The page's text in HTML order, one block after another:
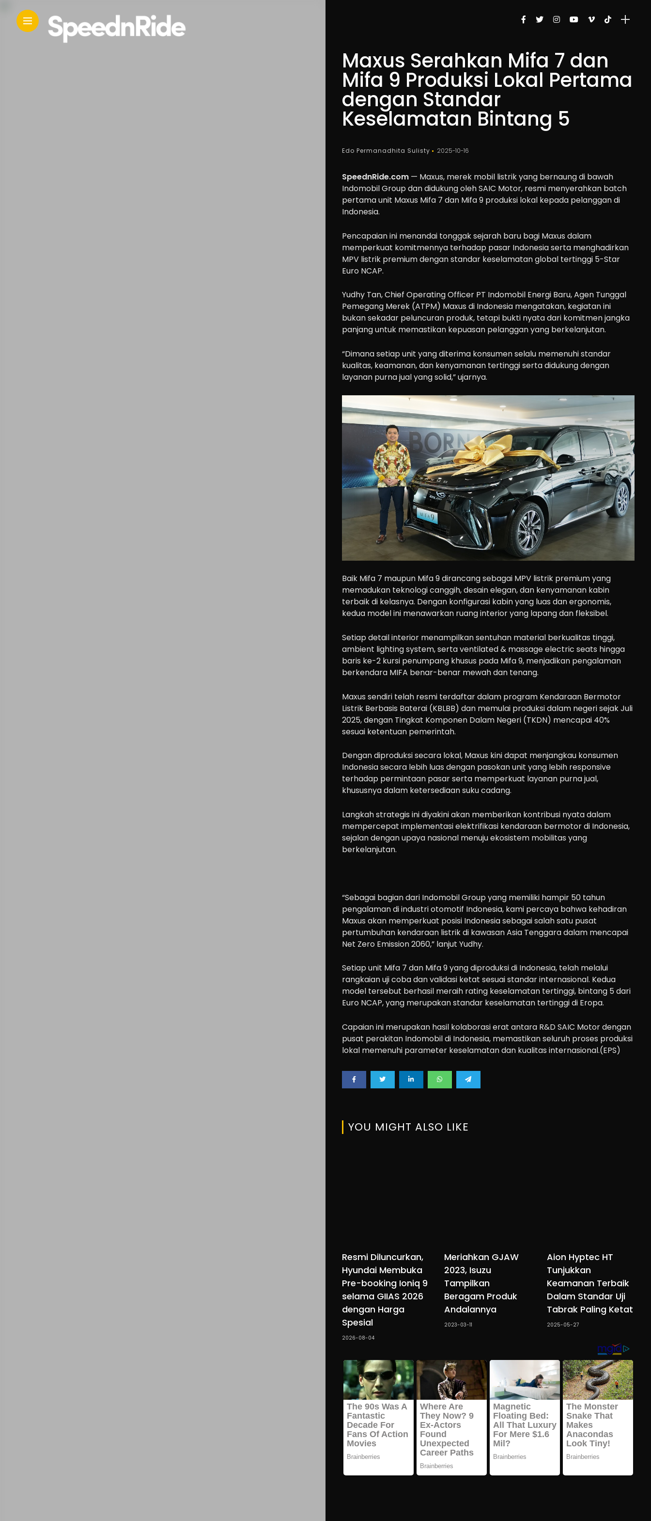
Motorcycle
Ride
n
Drive
Modification
Tips
Community
Accessories
Lifestyle
About
Search
Maxus Serahkan Mifa 7 dan
Mifa 9 Produksi Lokal Pertama
dengan Standar
Keselamatan Bintang 5
Edo Permanadhita Sulisty 2025-10-16
SpeednRide.com— Maxus, merek mobil listrik yang bernaung di bawah
Indomobil Group dan didukung oleh SAIC Motor, resmi menyerahkan batch
pertama unit Maxus Mifa 7 dan Mifa 9 produksi lokal kepada pelanggan di
Indonesia.
Pencapaian ini menandai tonggak sejarah baru bagi Maxus dalam
memperkuat komitmennya terhadap pasar Indonesia serta menghadirkan
MPV listrik premium dengan standar keselamatan global tertinggi 5-Star
Euro NCAP.
Yudhy Tan, Chief Operating Officer PT Indomobil Energi Baru, Agen Tunggal
Pemegang Merek (ATPM) Maxus di Indonesia mengatakan, kegiatan ini
bukan sekadar peluncuran produk, tetapi bukti nyata dari komitmen jangka
panjang untuk memastikan kepuasan pelanggan yang berkelanjutan.
“Dimana setiap unit yang diterima konsumen selalu memenuhi standar
kualitas, keamanan, dan kenyamanan tertinggi serta didukung dengan
layanan purna jual yang solid,” ujarnya.
Baik Mifa 7 maupun Mifa 9 dirancang sebagai MPV listrik premium yang
memadukan teknologi canggih, desain elegan, dan kenyamanan kabin
terbaik di kelasnya. Dengan konfigurasi kabin yang luas dan ergonomis,
kedua model ini menawarkan ruang interior yang lapang dan fleksibel.
Setiap detail interior menampilkan sentuhan material berkualitas tinggi,
ambient lighting system, serta ventilated & massage electric seats hingga
baris ke-2 kursi penumpang khusus pada Mifa 9, menjadikan pengalaman
berkendara MIFA benar-benar mewah dan tenang.
Maxus sendiri telah resmi terdaftar dalam program Kendaraan Bermotor
Listrik Berbasis Baterai (KBLBB) dan memulai produksi dalam negeri sejak Juli
2025, dengan Tingkat Komponen Dalam Negeri (TKDN) mencapai 40%
sesuai ketentuan pemerintah.
Dengan diproduksi secara lokal, Maxus kini dapat menjangkau konsumen
Indonesia secara lebih luas dengan pasokan unit yang lebih responsive
terhadap permintaan pasar serta memperkuat layanan purna jual,
khususnya dalam ketersediaan suku cadang.
Langkah strategis ini diyakini akan memberikan kontribusi nyata dalam
mempercepat implementasi elektrifikasi kendaraan bermotor di Indonesia,
sejalan dengan upaya nasional menuju ekosistem mobilitas yang
berkelanjutan.
“Sebagai bagian dari Indomobil Group yang memiliki hampir 50 tahun
pengalaman di industri otomotif Indonesia, kami percaya bahwa kehadiran
Maxus akan memperkuat posisi Indonesia sebagai salah satu pusat
pertumbuhan kendaraan listrik di kawasan Asia Tenggara dalam mencapai
Net Zero Emission 2060,” lanjut Yudhy.
Setiap unit Mifa 7 dan Mifa 9 yang diproduksi di Indonesia, telah melalui
rangkaian uji coba dan validasi ketat sesuai standar internasional. Kedua
model tersebut berhasil meraih rating keselamatan tertinggi, bintang 5 dari
Euro NCAP, yang merupakan standar keselamatan tertinggi di Eropa.
Capaian ini merupakan hasil kolaborasi erat antara R&D SAIC Motor dengan
pusat perakitan Indomobil di Indonesia, memastikan seluruh proses produksi
lokal memenuhi parameter keselamatan dan kualitas internasional.(EPS)
YOU MIGHT ALSO LIKE
Resmi Diluncurkan,
Hyundai Membuka
Pre-booking Ioniq 9
selama GIIAS 2026
dengan Harga
Spesial
2026-08-04
Meriahkan GJAW
2023, Isuzu
Tampilkan
Beragam Produk
Andalannya
2023-03-11
Aion Hyptec HT
Tunjukkan
Keamanan Terbaik
Dalam Standar Uji
Tabrak Paling Ketat
2025-05-27